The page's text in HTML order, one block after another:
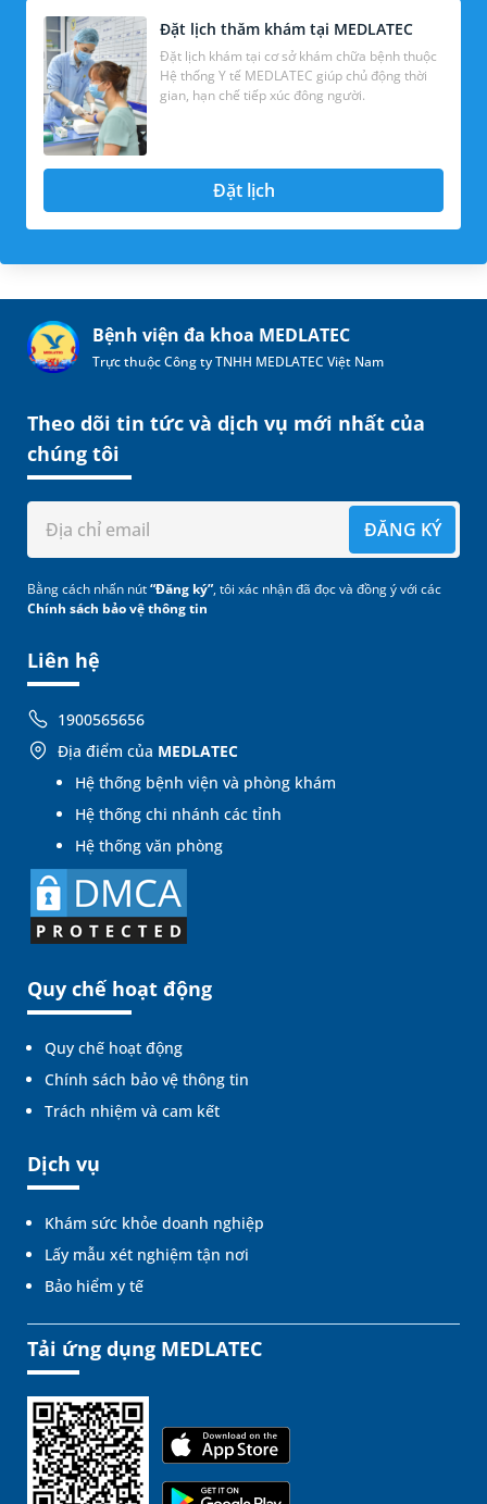
Đặt lịch thăm khám tại MEDLATEC
Đặt lịch khám tại cơ sở khám chữa bệnh thuộc
Hệ thống Y tế MEDLATEC giúp chủ động thời
gian, hạn chế tiếp xúc đông người.
Đặt lịch
Bệnh viện đa khoa MEDLATEC
Trực thuộc Công ty TNHH MEDLATEC Việt Nam
Liên hệ
1900565656
Địa điểm của MEDLATEC
Hệ thống bệnh viện và phòng khám
Hệ thống chi nhánh các tỉnh
Hệ thống văn phòng
Quy chế hoạt động
Quy chế hoạt động
Chính sách bảo vệ thông tin
Trách nhiệm và cam kết
Dịch vụ
Khám sức khỏe doanh nghiệp
Lấy mẫu xét nghiệm tận nơi
Bảo hiểm y tế
Theo dõi tin tức và dịch vụ mới nhất của
chúng tôi
ĐĂNG KÝ
Bằng cách nhấn nút“Đăng ký”, tôi xác nhận đã đọc và đồng ý với các
Chính sách bảo vệ thông tin
Tải ứng dụng MEDLATEC